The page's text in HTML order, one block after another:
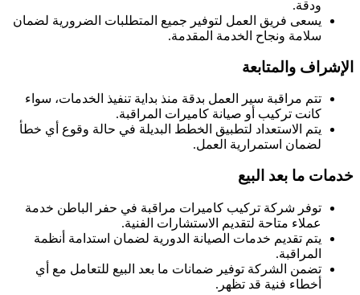
ودقة.
يسعى فريق العمل لتوفير جميع المتطلبات الضرورية لضمان
سلامة ونجاح الخدمة المقدمة.
الإشراف والمتابعة
تتم مراقبة سير العمل بدقة منذ بداية تنفيذ الخدمات، سواء
كانت تركيب أو صيانة كاميرات المراقبة.
يتم الاستعداد لتطبيق الخطط البديلة في حالة وقوع أي خطأ
لضمان استمرارية العمل.
خدمات ما بعد البيع
توفر شركة تركيب كاميرات مراقبة في حفر الباطن خدمة
عملاء متاحة لتقديم الاستشارات الفنية.
يتم تقديم خدمات الصيانة الدورية لضمان استدامة أنظمة
المراقبة.
تضمن الشركة توفير ضمانات ما بعد البيع للتعامل مع أي
أخطاء فنية قد تظهر.